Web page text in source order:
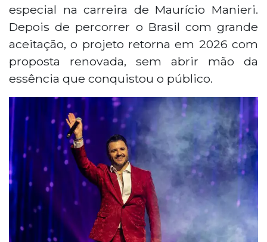
especial na carreira de Maurício Manieri.
Depois de percorrer o Brasil com grande
aceitação, o projeto retorna em 2026 com
proposta renovada, sem abrir mão da
essência que conquistou o público.